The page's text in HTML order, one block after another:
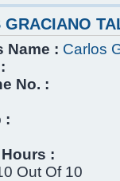
GRACIANO
Name : Carlos
No. :
:
:
Out Of 10